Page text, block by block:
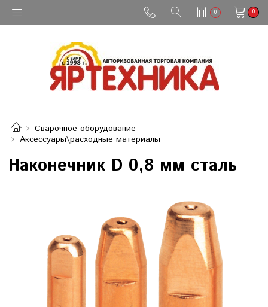
0 0
Сварочное оборудование
Аксессуары\расходные материалы
Наконечник D 0,8 мм сталь